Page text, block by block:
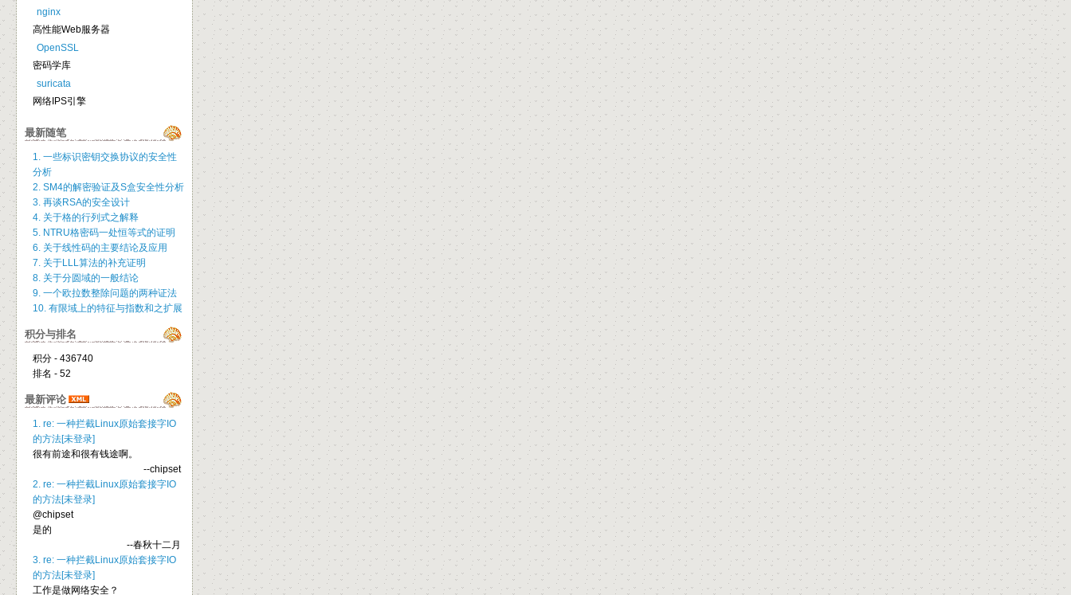
nginx
高性能Web服务器
OpenSSL
密码学库
suricata
网络IPS引擎
最新随笔
1. 一些标识密钥交换协议的安全性
分析
2. SM4的解密验证及S盒安全性分析
3. 再谈RSA的安全设计
4. 关于格的行列式之解释
5. NTRU格密码一处恒等式的证明
6. 关于线性码的主要结论及应用
7. 关于LLL算法的补充证明
8. 关于分圆域的一般结论
9. 一个欧拉数整除问题的两种证法
10. 有限域上的特征与指数和之扩展
积分与排名
积分 - 436740
排名 - 52
最新评论
1. re: 一种拦截Linux原始套接字IO
的方法[未登录]
很有前途和很有钱途啊。
--chipset
2. re: 一种拦截Linux原始套接字IO
的方法[未登录]
@chipset
是的
--春秋十二月
3. re: 一种拦截Linux原始套接字IO
的方法[未登录]
工作是做网络安全？